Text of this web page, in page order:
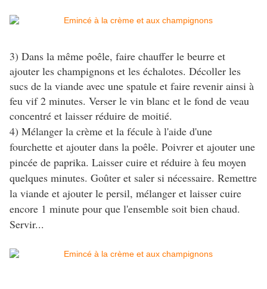
3) Dans la même poêle, faire chauffer le beurre et
ajouter les champignons et les échalotes. Décoller les
sucs de la viande avec une spatule et faire revenir ainsi à
feu vif 2 minutes. Verser le vin blanc et le fond de veau
concentré et laisser réduire de moitié.
4) Mélanger la crème et la fécule à l'aide d'une
fourchette et ajouter dans la poêle. Poivrer et ajouter une
pincée de paprika. Laisser cuire et réduire à feu moyen
quelques minutes. Goûter et saler si nécessaire. Remettre
la viande et ajouter le persil, mélanger et laisser cuire
encore 1 minute pour que l'ensemble soit bien chaud.
Servir...